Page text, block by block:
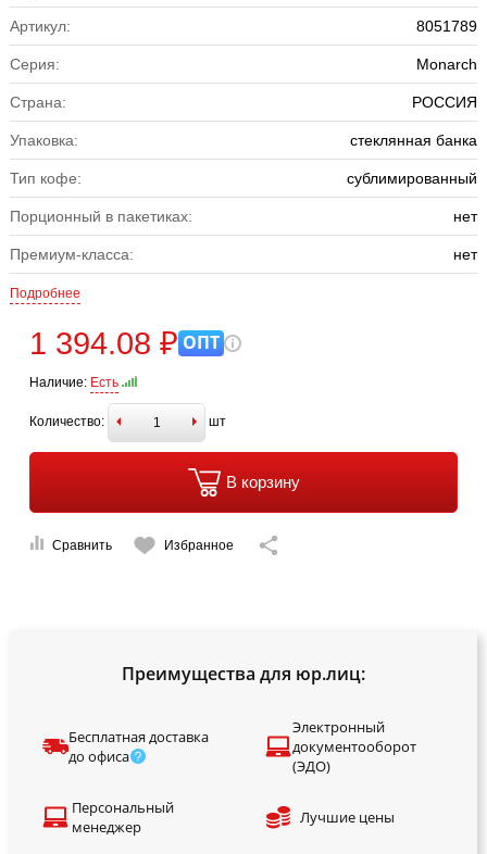
Артикул: 8051789
Серия: Monarch
Страна: РОССИЯ
Упаковка: стеклянная банка
Тип кофе: сублимированный
Порционный в пакетиках: нет
Премиум-класса: нет
Подробнее
1 394.08 ₽ ОПТ
Наличие: Есть
Количество: шт
В корзину
Сравнить Избранное
Преимущества для юр.лиц:
Бесплатная доставка
до офиса
Электронный
документооборот
(ЭДО)
Персональный
менеджер
Лучшие цены